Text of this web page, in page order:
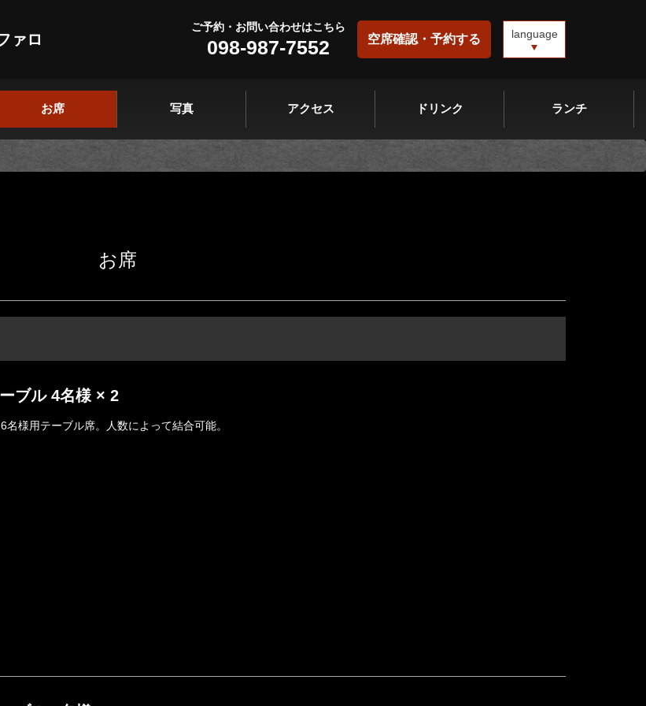
ァロ
ご予約・お問い合わせはこちら
098-987-7552 空席確認・予約する language
お席 写真 アクセス ドリンク ランチ
お席
ブル 4名様 × 2
名様用テーブル席。人数によって結合可能。